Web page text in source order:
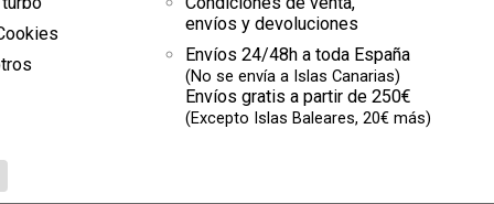
envíos y devoluciones
Envíos 24/48h a toda España
(No se envía a Islas Canarias)
Envíos gratis a partir de 250€
(Excepto Islas Baleares, 20€ más)